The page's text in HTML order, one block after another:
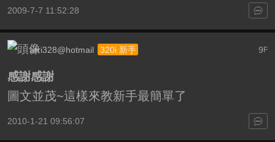
2009-7-7 11:52:28
9F
arri328@hotmail 320i 新手
感謝感謝
圖文並茂~這樣來教新手最簡單了
2010-1-21 09:56:07